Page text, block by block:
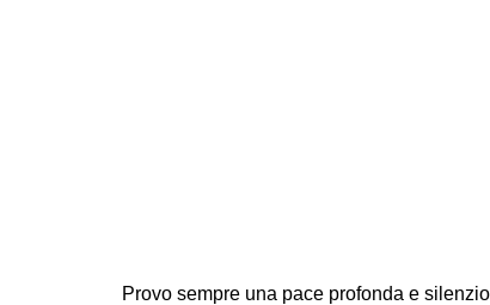
Provo sempre una pace profonda e